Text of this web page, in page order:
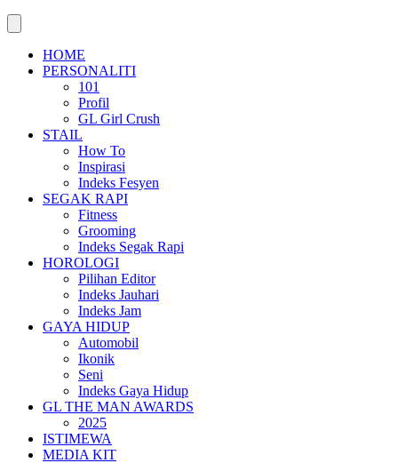
HOME
PERSONALITI
101
Profil
GL Girl Crush
STAIL
How To
Inspirasi
Indeks Fesyen
SEGAK RAPI
Fitness
Grooming
Indeks Segak Rapi
HOROLOGI
Pilihan Editor
Indeks Jauhari
Indeks Jam
GAYA HIDUP
Automobil
Ikonik
Seni
Indeks Gaya Hidup
GL THE MAN AWARDS
2025
ISTIMEWA
MEDIA KIT